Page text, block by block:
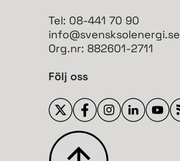
Tel: 08-441 70 90
info@svensksolenergi.se
Org.nr: 882601-2711
Följ oss